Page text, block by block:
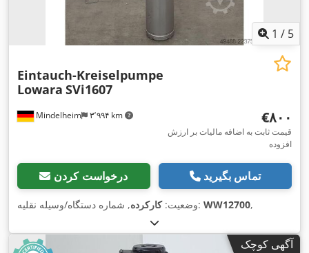
1 / 5
Mindelheim ۳٬۹۹۴ km
Eintauch-Kreiselpumpe
Lowara SVi1607
‎€۸۰۰
قیمت ثابت به اضافه مالیات بر ارزش
افزوده
درخواست کردن تماس بگیرید
وضعیت:کارکرده , شماره دستگاه/وسیله نقلیه: WW12700,
آگهی کوچک